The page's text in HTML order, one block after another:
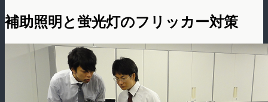
補助照明と蛍光灯のフリッカー対策